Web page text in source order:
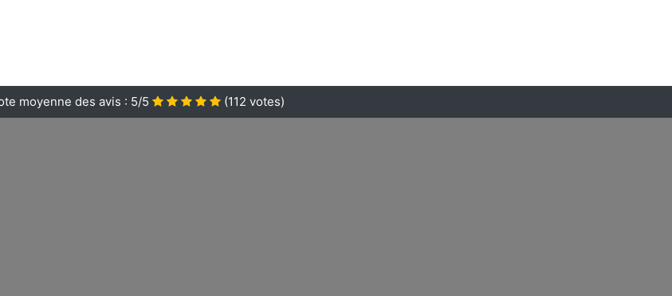
moyenne des avis : 5/5 (112 votes)